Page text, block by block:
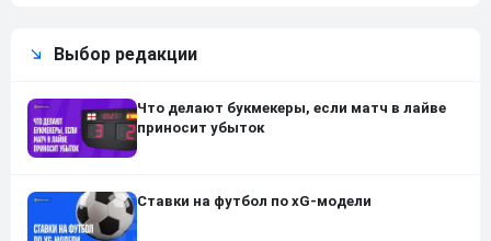
Выбор редакции
Что делают букмекеры, если матч в лайве
приносит убыток
Ставки на футбол по xG-модели